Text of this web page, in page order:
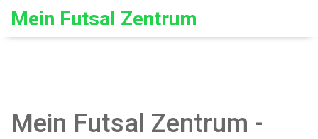
Mein Futsal Zentrum
Mein Futsal Zentrum -